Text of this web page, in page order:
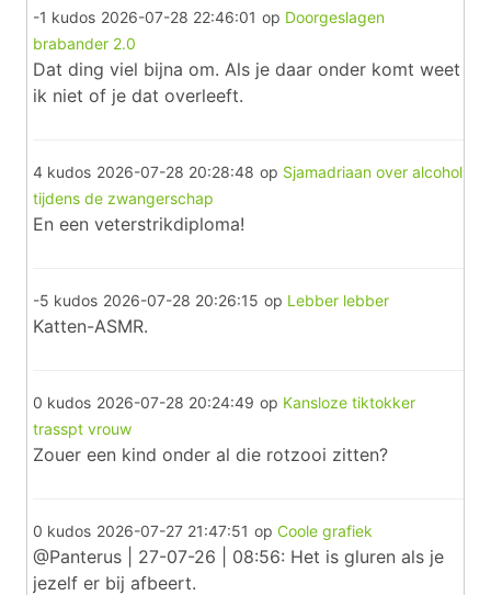
-1 kudos 2026-07-28 22:46:01 op Doorgeslagen
brabander 2.0
Dat ding viel bijna om. Als je daar onder komt weet
ik niet of je dat overleeft.
4 kudos 2026-07-28 20:28:48 op Sjamadriaan over alcohol
tijdens de zwangerschap
En een veterstrikdiploma!
-5 kudos 2026-07-28 20:26:15 op Lebber lebber
Katten-ASMR.
0 kudos 2026-07-28 20:24:49 op Kansloze tiktokker
trasspt vrouw
Zouer een kind onder al die rotzooi zitten?
0 kudos 2026-07-27 21:47:51 op Coole grafiek
@Panterus | 27-07-26 | 08:56: Het is gluren als je
jezelf er bij afbeert.